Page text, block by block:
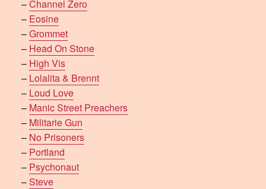
–Channel Zero
– Eosine
–Grommet
– Head On Stone
– High Vis
– Lolalita & Brennt
– Loud Love
– Manic Street Preachers
– Militarie Gun
– No Prisoners
– Portland
– Psychonaut
–Steve